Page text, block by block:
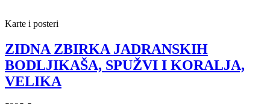
Karte i posteri
ZIDNA ZBIRKA JADRANSKIH
BODLJIKAŠA, SPUŽVI I KORALJA,
VELIKA